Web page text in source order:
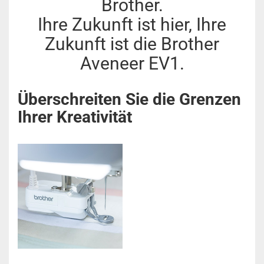
Brother.
Ihre Zukunft ist hier, Ihre
Zukunft ist die Brother
Aveneer EV1.
Überschreiten Sie die Grenzen
Ihrer Kreativität